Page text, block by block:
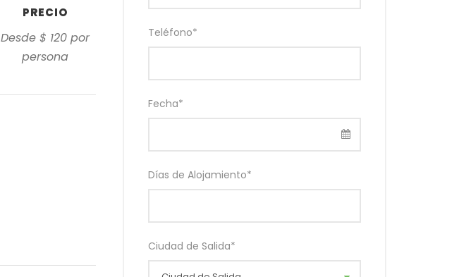
Teléfono*
Fecha*
Días de Alojamiento*
Ciudad de Salida*
PRECIO
Desde $ 120 por
persona